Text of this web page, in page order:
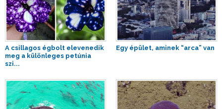
A csillagos égbolt elevenedik
meg a különleges petúnia
szi...
Egy épület, aminek “arca” van